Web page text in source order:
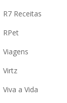
R7 Receitas
RPet
Viagens
Virtz
Viva a Vida